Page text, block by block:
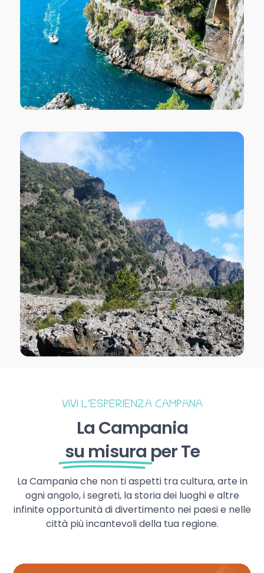
VIVI L’ESPERIENZA CAMPANA
La Campania
su misura per Te
La Campania che non ti aspetti tra cultura, arte in
ogni angolo, i segreti, la storia dei luoghi e altre
infinite opportunità di divertimento nei paesi e nelle
città più incantevoli della tua regione.